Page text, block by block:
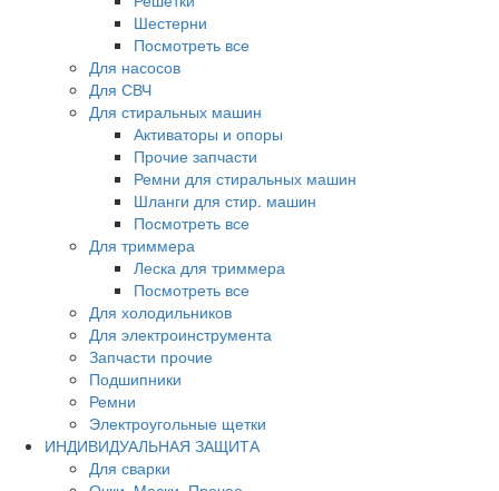
Шестерни
Посмотреть все
Для насосов
Для СВЧ
Для стиральных машин
Активаторы и опоры
Прочие запчасти
Ремни для стиральных машин
Шланги для стир. машин
Посмотреть все
Для триммера
Леска для триммера
Посмотреть все
Для холодильников
Для электроинструмента
Запчасти прочие
Подшипники
Ремни
Электроугольные щетки
ИНДИВИДУАЛЬНАЯ ЗАЩИТА
Для сварки